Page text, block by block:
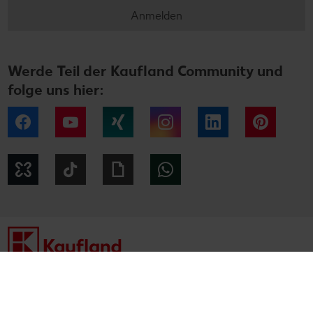
Anmelden
Werde Teil der Kaufland Community und
folge uns hier:
Facebook YouTube Xing Instagram LinkedIn
Kununu Giphy